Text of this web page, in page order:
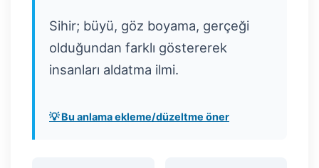
Sihir; büyü, göz boyama, gerçeği
olduğundan farklı göstererek
insanları aldatma ilmi.
💡 Bu anlama ekleme/düzeltme öner